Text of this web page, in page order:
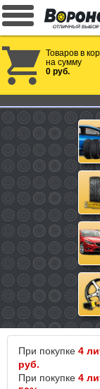
Товаров в
на сумму
0 руб.
При покупке 4
руб.
При покупке 4